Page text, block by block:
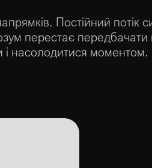
Постійний потік
перестає передбачати
і насолодитися моментом.